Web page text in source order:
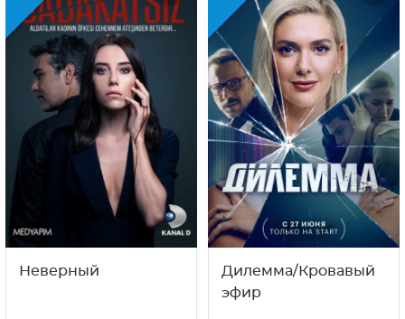
Неверный
Дилемма/Кровавый
эфир